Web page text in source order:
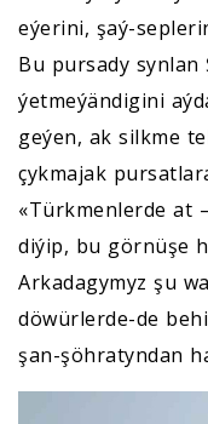
eýerini, şaý-
Bu pursady synlan
ýetmeýändigini
geýen, ak silkme
çykmajak
«Türkmenlerde at
diýip, bu görnüşe
Arkadagymyz şu
döwürlerde-de
şan-şöhratyndan